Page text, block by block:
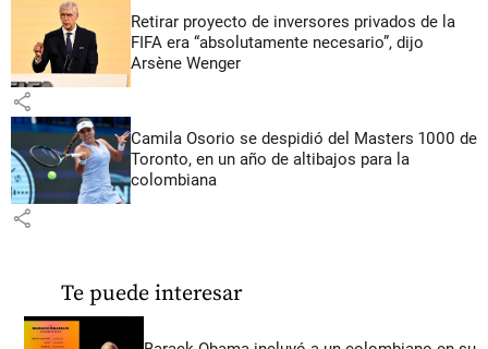
Retirar proyecto de inversores privados de la
FIFA era “absolutamente necesario”, dijo
Arsène Wenger
share
Camila Osorio se despidió del Masters 1000 de
Toronto, en un año de altibajos para la
colombiana
share
Te puede interesar